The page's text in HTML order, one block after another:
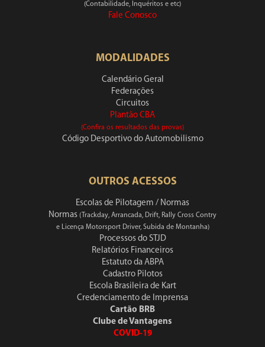
(Contabilidade, Inquéritos e etc)
Fale Conosco
MODALIDADES
Calendário Geral
Federações
Circuitos
Plantão CBA
(Confira os resultados das provas)
Código Desportivo do Automobilismo
OUTROS ACESSOS
Escolas de Pilotagem / Normas
Normas (Trackday, Arrancada, Drift, Rally Cross Contry
e Licença Motorsport Driver, Subida de Montanha)
Processos do STJD
Relatórios Financeiros
Estatuto da ABPA
Cadastro Pilotos
Escola Brasileira de Kart
Credenciamento de Imprensa
Cartão BRB
Clube de Vantagens
COVID-19